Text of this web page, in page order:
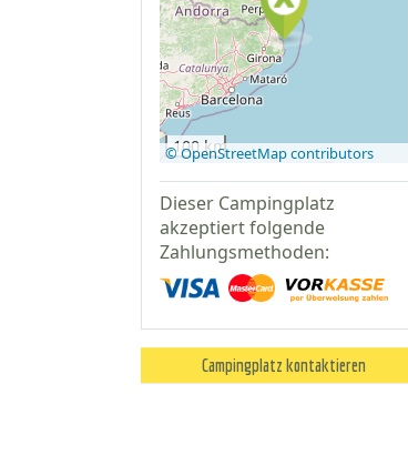
Auf Google
Maps
100 km
© OpenStreetMap contributors
Dieser Campingplatz
akzeptiert folgende
Zahlungsmethoden:
Campingplatz kontaktieren